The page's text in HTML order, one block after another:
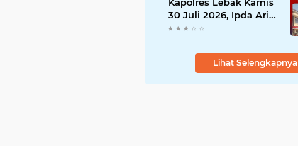
30 Juli 2026, Ipda Aris
Pimpin Upacara -
Turut Hadir
Lihat Selengkapnya